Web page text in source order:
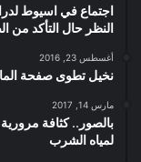
اجتماع في اسيوط
النظر حال التأكد من
أغسطس 23, 2016
نخيل تطوى صفحة
مارس 14, 2017
بالصور.. كثافة
لمياه الشرب